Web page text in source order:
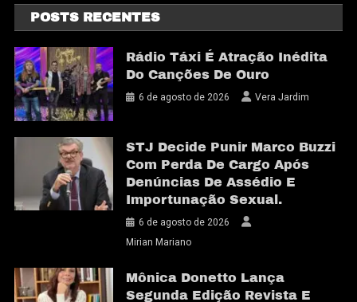
POSTS RECENTES
Rádio Táxi É Atração Inédita
Do Canções De Ouro
6 de agosto de 2026 Vera Jardim
STJ Decide Punir Marco Buzzi
Com Perda De Cargo Após
Denúncias De Assédio E
Importunação Sexual.
6 de agosto de 2026
Mirian Mariano
Mônica Donetto Lança
Segunda Edição Revista E